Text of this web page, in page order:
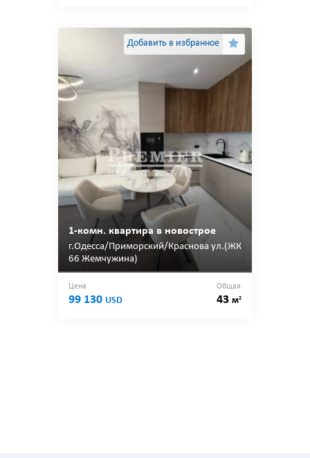
Добавить в избранное
1-комн. квартира в новострое
г.Одесса/Приморский/Краснова ул.(ЖК
66 Жемчужина)
Цена
99 130 USD
Общая
43 м2